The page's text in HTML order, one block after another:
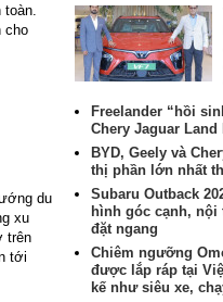
toàn.
cho
du
xu
trên
tới
Freelander “hồi
Chery Jaguar Land
BYD, Geely và
thị phần lớn nhất
Subaru Outback
hình góc cạnh,
đặt ngang
Chiêm ngưỡng
được lắp ráp tại
kế như siêu xe,